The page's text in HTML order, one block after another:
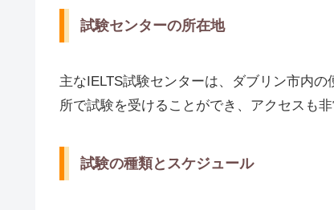
試験センターの所在地
主なIELTS試験センターは、ダブリン市内
所で試験を受けることができ、アクセスも非
試験の種類とスケジュール